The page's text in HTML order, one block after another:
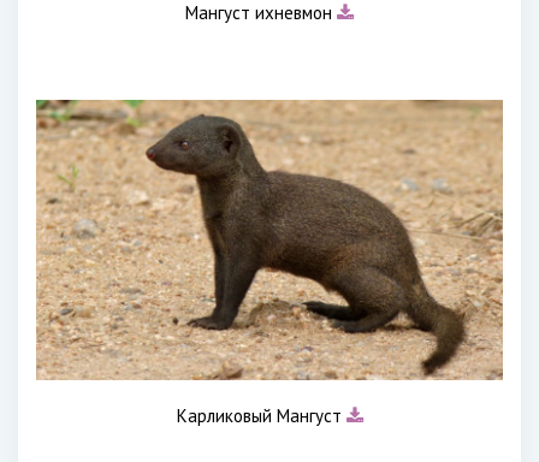
Мангуст ихневмон
Карликовый Мангуст